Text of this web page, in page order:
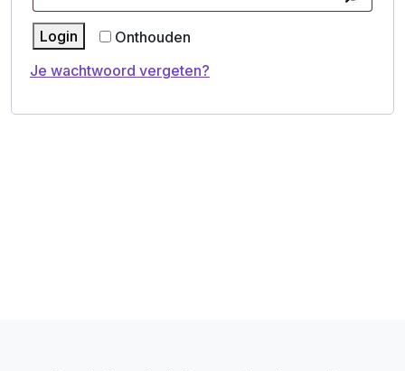
Onthouden
Login
Je wachtwoord vergeten?